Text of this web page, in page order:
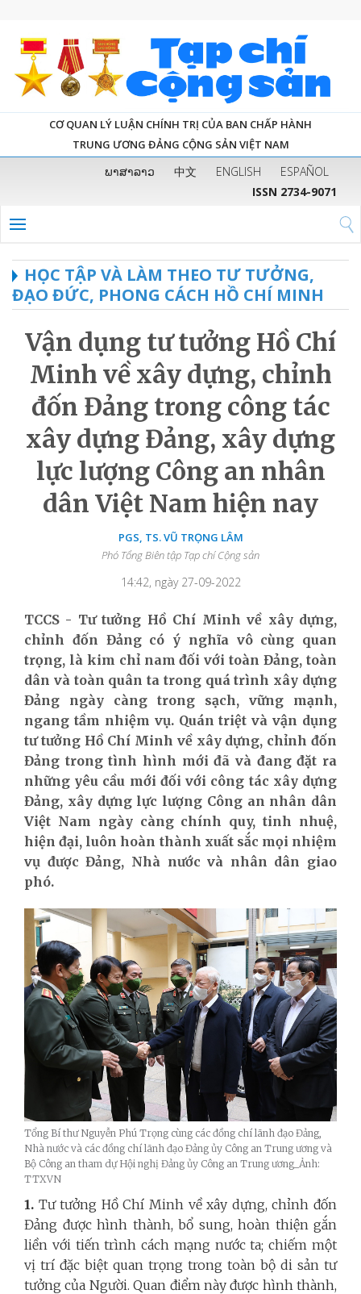
CƠ QUAN LÝ LUẬN CHÍNH TRỊ CỦA BAN CHẤP HÀNH
TRUNG ƯƠNG ĐẢNG CỘNG SẢN VIỆT NAM
ພາສາລາວ 中文 ENGLISH
ESPAÑOL
ISSN 2734-9071
HỌC TẬP VÀ LÀM THEO TƯ TƯỞNG,
ĐẠO ĐỨC, PHONG CÁCH HỒ CHÍ MINH
Vận dụng tư tưởng Hồ Chí
Minh về xây dựng, chỉnh
đốn Đảng trong công tác
xây dựng Đảng, xây dựng
lực lượng Công an nhân
dân Việt Nam hiện nay
PGS, TS. VŨ TRỌNG LÂM
Phó Tổng Biên tập Tạp chí Cộng sản
14:42, ngày 27-09-2022
TCCS - Tư tưởng Hồ Chí Minh về xây dựng,
chỉnh đốn Đảng có ý nghĩa vô cùng quan
trọng, là kim chỉ nam đối với toàn Đảng, toàn
dân và toàn quân ta trong quá trình xây dựng
Đảng ngày càng trong sạch, vững mạnh,
ngang tầm nhiệm vụ. Quán triệt và vận dụng
tư tưởng Hồ Chí Minh về xây dựng, chỉnh đốn
Đảng trong tình hình mới đã và đang đặt ra
những yêu cầu mới đối với công tác xây dựng
Đảng, xây dựng lực lượng Công an nhân dân
Việt Nam ngày càng chính quy, tinh nhuệ,
hiện đại, luôn hoàn thành xuất sắc mọi nhiệm
vụ được Đảng, Nhà nước và nhân dân giao
phó.
Tổng Bí thư Nguyễn Phú Trọng cùng các đồng chí lãnh đạo Đảng,
Nhà nước và các đồng chí lãnh đạo Đảng ủy Công an Trung ương và
Bộ Công an tham dự Hội nghị Đảng ủy Công an Trung ương_Ảnh:
TTXVN
1. Tư tưởng Hồ Chí Minh về xây dựng, chỉnh đốn
Đảng được hình thành, bổ sung, hoàn thiện gắn
liền với tiến trình cách mạng nước ta; chiếm một
vị trí đặc biệt quan trọng trong toàn bộ di sản tư
tưởng của Người. Quan điểm này được hình thành,